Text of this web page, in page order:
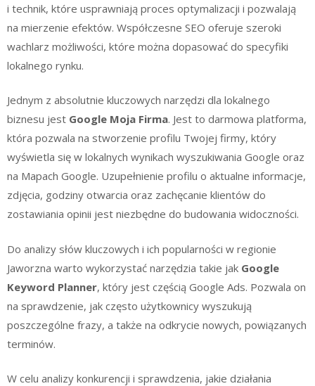
i technik, które usprawniają proces optymalizacji i pozwalają
na mierzenie efektów. Współczesne SEO oferuje szeroki
wachlarz możliwości, które można dopasować do specyfiki
lokalnego rynku.
Jednym z absolutnie kluczowych narzędzi dla lokalnego
biznesu jest Google Moja Firma. Jest to darmowa platforma,
która pozwala na stworzenie profilu Twojej firmy, który
wyświetla się w lokalnych wynikach wyszukiwania Google oraz
na Mapach Google. Uzupełnienie profilu o aktualne informacje,
zdjęcia, godziny otwarcia oraz zachęcanie klientów do
zostawiania opinii jest niezbędne do budowania widoczności.
Do analizy słów kluczowych i ich popularności w regionie
Jaworzna warto wykorzystać narzędzia takie jak Google
Keyword Planner, który jest częścią Google Ads. Pozwala on
na sprawdzenie, jak często użytkownicy wyszukują
poszczególne frazy, a także na odkrycie nowych, powiązanych
terminów.
W celu analizy konkurencji i sprawdzenia, jakie działania